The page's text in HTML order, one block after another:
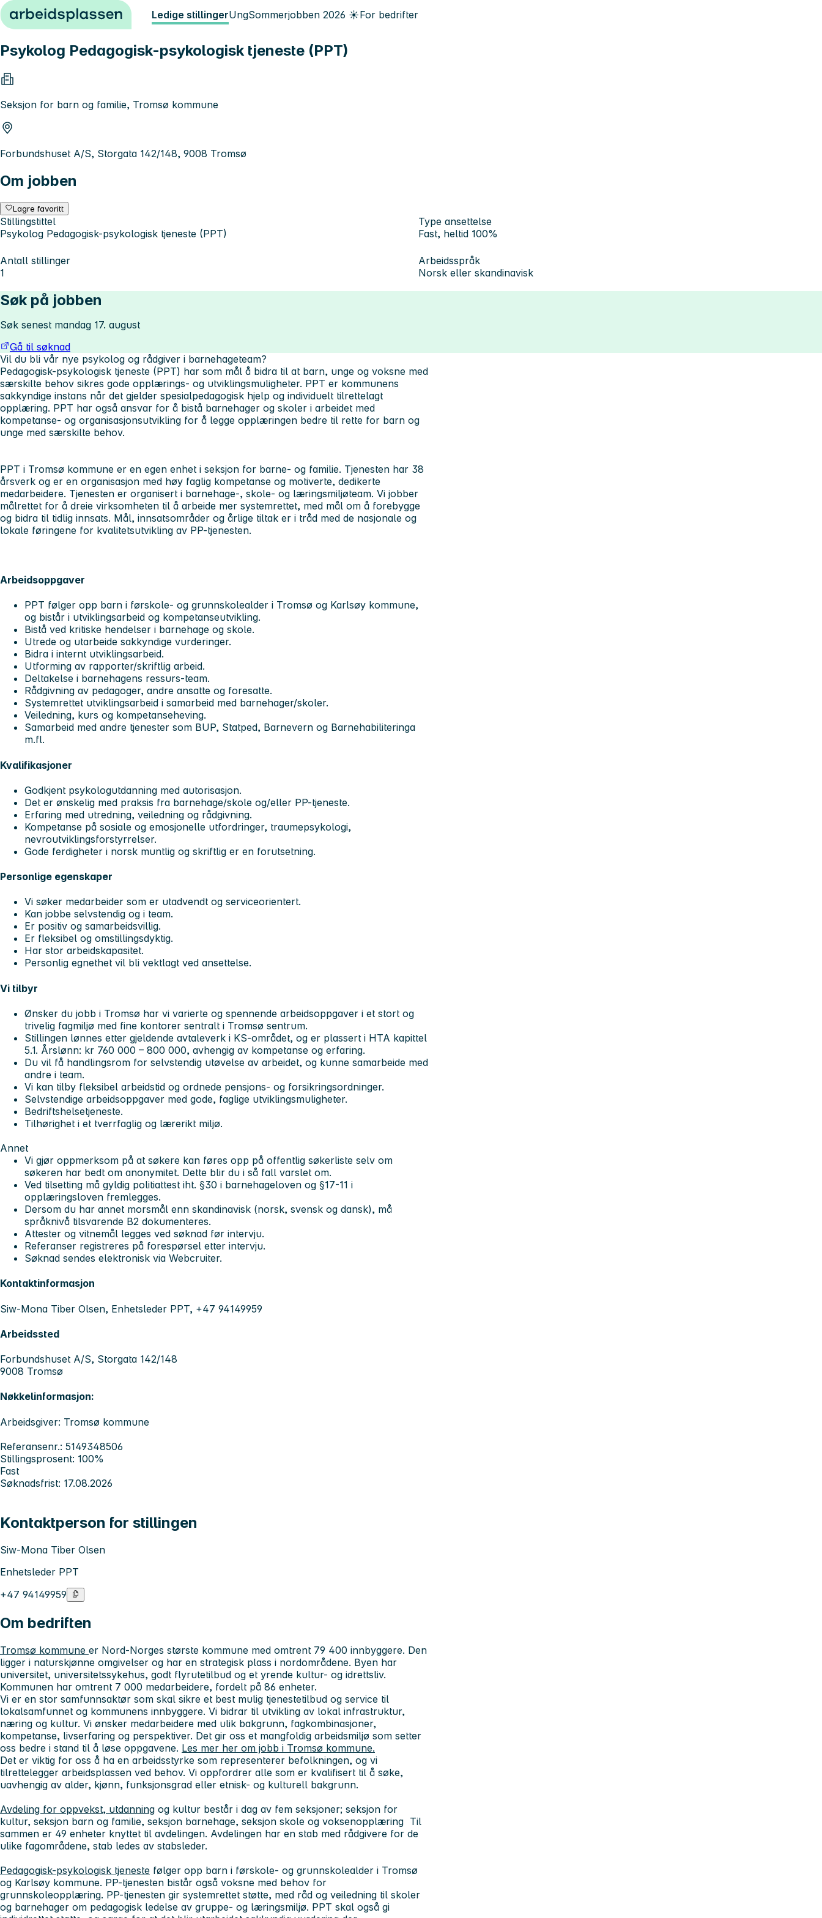
Hopp til innhold Ledige stillingerUngSommerjobben 2026 ☀️For bedrifter
Psykolog Pedagogisk-psykologisk tjeneste (PPT)
Seksjon for barn og familie, Tromsø kommune
Forbundshuset A/S, Storgata 142/148, 9008 Tromsø
Om jobben
Lagre favoritt
Stillingstittel
Psykolog Pedagogisk-psykologisk tjeneste (PPT)
Type ansettelse
Fast, heltid 100%
Antall stillinger
1
Arbeidsspråk
Norsk eller skandinavisk
Søk på jobben
Søk senest mandag 17. august
Gå til søknad
Vil du bli vår nye psykolog og rådgiver i barnehageteam?
Pedagogisk-psykologisk tjeneste (PPT) har som mål å bidra til at barn, unge og voksne med
særskilte behov sikres gode opplærings- og utviklingsmuligheter. PPT er kommunens
sakkyndige instans når det gjelder spesialpedagogisk hjelp og individuelt tilrettelagt
opplæring. PPT har også ansvar for å bistå barnehager og skoler i arbeidet med
kompetanse- og organisasjonsutvikling for å legge opplæringen bedre til rette for barn og
unge med særskilte behov.
PPT i Tromsø kommune er en egen enhet i seksjon for barne- og familie. Tjenesten har 38
årsverk og er en organisasjon med høy faglig kompetanse og motiverte, dedikerte
medarbeidere. Tjenesten er organisert i barnehage-, skole- og læringsmiljøteam. Vi jobber
målrettet for å dreie virksomheten til å arbeide mer systemrettet, med mål om å forebygge
og bidra til tidlig innsats. Mål, innsatsområder og årlige tiltak er i tråd med de nasjonale og
lokale føringene for kvalitetsutvikling av PP-tjenesten.
Arbeidsoppgaver
PPT følger opp barn i førskole- og grunnskolealder i Tromsø og Karlsøy kommune,
og bistår i utviklingsarbeid og kompetanseutvikling.
Bistå ved kritiske hendelser i barnehage og skole.
Utrede og utarbeide sakkyndige vurderinger.
Bidra i internt utviklingsarbeid.
Utforming av rapporter/skriftlig arbeid.
Deltakelse i barnehagens ressurs-team.
Rådgivning av pedagoger, andre ansatte og foresatte.
Systemrettet utviklingsarbeid i samarbeid med barnehager/skoler.
Veiledning, kurs og kompetanseheving.
Samarbeid med andre tjenester som BUP, Statped, Barnevern og Barnehabiliteringa
m.fl.
Kvalifikasjoner
Godkjent psykologutdanning med autorisasjon.
Det er ønskelig med praksis fra barnehage/skole og/eller PP-tjeneste.
Erfaring med utredning, veiledning og rådgivning.
Kompetanse på sosiale og emosjonelle utfordringer, traumepsykologi,
nevroutviklingsforstyrrelser.
Gode ferdigheter i norsk muntlig og skriftlig er en forutsetning.
Personlige egenskaper
Vi søker medarbeider som er utadvendt og serviceorientert.
Kan jobbe selvstendig og i team.
Er positiv og samarbeidsvillig.
Er fleksibel og omstillingsdyktig.
Har stor arbeidskapasitet.
Personlig egnethet vil bli vektlagt ved ansettelse.
Vi tilbyr
Ønsker du jobb i Tromsø har vi varierte og spennende arbeidsoppgaver i et stort og
trivelig fagmiljø med fine kontorer sentralt i Tromsø sentrum.
Stillingen lønnes etter gjeldende avtaleverk i KS-området, og er plassert i HTA kapittel
5.1. Årslønn: kr 760 000 – 800 000, avhengig av kompetanse og erfaring.
Du vil få handlingsrom for selvstendig utøvelse av arbeidet, og kunne samarbeide med
andre i team.
Vi kan tilby fleksibel arbeidstid og ordnede pensjons- og forsikringsordninger.
Selvstendige arbeidsoppgaver med gode, faglige utviklingsmuligheter.
Bedriftshelsetjeneste.
Tilhørighet i et tverrfaglig og lærerikt miljø.
Annet
Vi gjør oppmerksom på at søkere kan føres opp på offentlig søkerliste selv om
søkeren har bedt om anonymitet. Dette blir du i så fall varslet om.
Ved tilsetting må gyldig politiattest iht. §30 i barnehageloven og §17-11 i
opplæringsloven fremlegges.
Dersom du har annet morsmål enn skandinavisk (norsk, svensk og dansk), må
språknivå tilsvarende B2 dokumenteres.
Attester og vitnemål legges ved søknad før intervju.
Referanser registreres på forespørsel etter intervju.
Søknad sendes elektronisk via Webcruiter.
Kontaktinformasjon
Siw-Mona Tiber Olsen, Enhetsleder PPT, +47 94149959
Arbeidssted
Forbundshuset A/S, Storgata 142/148
9008 Tromsø
Nøkkelinformasjon:
Arbeidsgiver: Tromsø kommune
Referansenr.: 5149348506
Stillingsprosent: 100%
Fast
Søknadsfrist: 17.08.2026
Kontaktperson for stillingen
Siw-Mona Tiber Olsen
Enhetsleder PPT
+47 94149959
Om bedriften
Tromsø kommune er Nord-Norges største kommune med omtrent 79 400 innbyggere. Den
ligger i naturskjønne omgivelser og har en strategisk plass i nordområdene. Byen har
universitet, universitetssykehus, godt flyrutetilbud og et yrende kultur- og idrettsliv.
Kommunen har omtrent 7 000 medarbeidere, fordelt på 86 enheter.
Vi er en stor samfunnsaktør som skal sikre et best mulig tjenestetilbud og service til
lokalsamfunnet og kommunens innbyggere. Vi bidrar til utvikling av lokal infrastruktur,
næring og kultur. Vi ønsker medarbeidere med ulik bakgrunn, fagkombinasjoner,
kompetanse, livserfaring og perspektiver. Det gir oss et mangfoldig arbeidsmiljø som setter
oss bedre i stand til å løse oppgavene. Les mer her om jobb i Tromsø kommune.
Det er viktig for oss å ha en arbeidsstyrke som representerer befolkningen, og vi
tilrettelegger arbeidsplassen ved behov. Vi oppfordrer alle som er kvalifisert til å søke,
uavhengig av alder, kjønn, funksjonsgrad eller etnisk- og kulturell bakgrunn.
Avdeling for oppvekst, utdanning og kultur består i dag av fem seksjoner; seksjon for
kultur, seksjon barn og familie, seksjon barnehage, seksjon skole og voksenopplæring Til
sammen er 49 enheter knyttet til avdelingen. Avdelingen har en stab med rådgivere for de
ulike fagområdene, stab ledes av stabsleder.
Pedagogisk-psykologisk tjeneste følger opp barn i førskole- og grunnskolealder i Tromsø
og Karlsøy kommune. PP-tjenesten bistår også voksne med behov for
grunnskoleopplæring. PP-tjenesten gir systemrettet støtte, med råd og veiledning til skoler
og barnehager om pedagogisk ledelse av gruppe- og læringsmiljø. PPT skal også gi